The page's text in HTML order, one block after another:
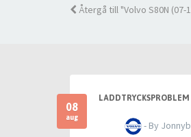
Återgå till "Volvo S80N (07-
08
aug
- By